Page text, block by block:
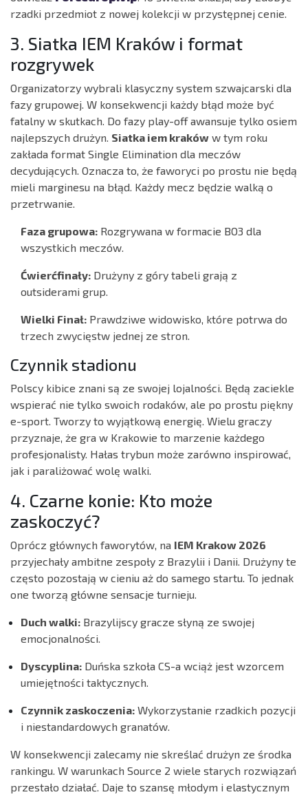
rzadki przedmiot z nowej kolekcji w przystępnej cenie.
3. Siatka IEM Kraków i format
rozgrywek
Organizatorzy wybrali klasyczny system szwajcarski dla
fazy grupowej. W konsekwencji każdy błąd może być
fatalny w skutkach. Do fazy play-off awansuje tylko osiem
najlepszych drużyn. Siatka iem kraków w tym roku
zakłada format Single Elimination dla meczów
decydujących. Oznacza to, że faworyci po prostu nie będą
mieli marginesu na błąd. Każdy mecz będzie walką o
przetrwanie.
Faza grupowa: Rozgrywana w formacie BO3 dla
wszystkich meczów.
Ćwierćfinały: Drużyny z góry tabeli grają z
outsiderami grup.
Wielki Finał: Prawdziwe widowisko, które potrwa do
trzech zwycięstw jednej ze stron.
Czynnik stadionu
Polscy kibice znani są ze swojej lojalności. Będą zaciekle
wspierać nie tylko swoich rodaków, ale po prostu piękny
e-sport. Tworzy to wyjątkową energię. Wielu graczy
przyznaje, że gra w Krakowie to marzenie każdego
profesjonalisty. Hałas trybun może zarówno inspirować,
jak i paraliżować wolę walki.
4. Czarne konie: Kto może
zaskoczyć?
Oprócz głównych faworytów, na IEM Krakow 2026
przyjechały ambitne zespoły z Brazylii i Danii. Drużyny te
często pozostają w cieniu aż do samego startu. To jednak
one tworzą główne sensacje turnieju.
Duch walki: Brazylijscy gracze słyną ze swojej
emocjonalności.
Dyscyplina: Duńska szkoła CS-a wciąż jest wzorcem
umiejętności taktycznych.
Czynnik zaskoczenia: Wykorzystanie rzadkich pozycji
i niestandardowych granatów.
W konsekwencji zalecamy nie skreślać drużyn ze środka
rankingu. W warunkach Source 2 wiele starych rozwiązań
przestało działać. Daje to szansę młodym i elastycznym